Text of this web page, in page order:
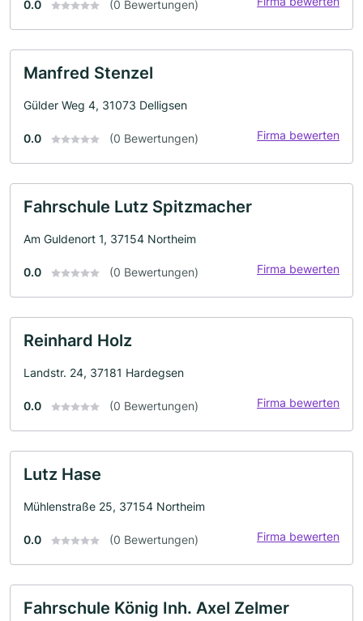
0.0 (0 Bewertungen)
Manfred Stenzel
Gülder Weg 4, 31073 Delligsen
0.0 (0 Bewertungen) Firma bewerten
Fahrschule Lutz Spitzmacher
Am Guldenort 1, 37154 Northeim
0.0 (0 Bewertungen) Firma bewerten
Reinhard Holz
Landstr. 24, 37181 Hardegsen
0.0 (0 Bewertungen) Firma bewerten
Lutz Hase
Mühlenstraße 25, 37154 Northeim
0.0 (0 Bewertungen) Firma bewerten
Fahrschule König Inh. Axel Zelmer